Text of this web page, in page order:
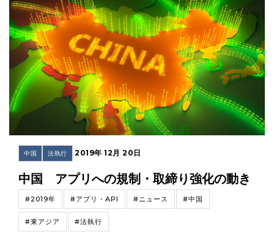
中国 法執行 2019年 12月 20日
中国 アプリへの規制・取締り強化の動き
#2019年 #アプリ・API #ニュース #中国
#東アジア #法執行